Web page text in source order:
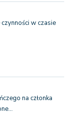
w czasie
na członka